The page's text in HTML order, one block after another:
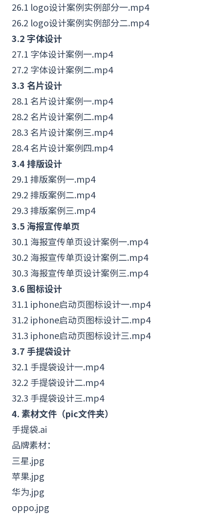
26.1 logo设计案例实例部分一.mp4
26.2 logo设计案例实例部分二.mp4
3.2 字体设计
27.1 字体设计案例一.mp4
27.2 字体设计案例二.mp4
3.3 名片设计
28.1 名片设计案例一.mp4
28.2 名片设计案例二.mp4
28.3 名片设计案例三.mp4
28.4 名片设计案例四.mp4
3.4 排版设计
29.1 排版案例一.mp4
29.2 排版案例二.mp4
29.3 排版案例三.mp4
3.5 海报宣传单页
30.1 海报宣传单页设计案例一.mp4
30.2 海报宣传单页设计案例二.mp4
30.3 海报宣传单页设计案例三.mp4
3.6 图标设计
31.1 iphone启动页图标设计一.mp4
31.2 iphone启动页图标设计二.mp4
31.3 iphone启动页图标设计三.mp4
3.7 手提袋设计
32.1 手提袋设计一.mp4
32.2 手提袋设计二.mp4
32.3 手提袋设计三.mp4
4. 素材文件（pic文件夹）
手提袋.ai
品牌素材：
三星.jpg
苹果.jpg
华为.jpg
oppo.jpg